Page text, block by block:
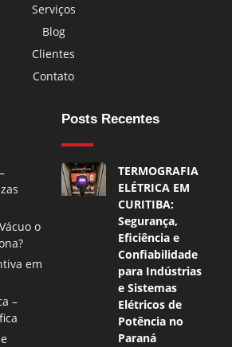
Serviços
Blog
Clientes
Contato
o
em
–
Posts Recentes
TERMOGRAFIA
ELÉTRICA EM
CURITIBA:
Segurança,
Eficiência e
Confiabilidade
para Indústrias
e Sistemas
Elétricos de
Potência no
Paraná